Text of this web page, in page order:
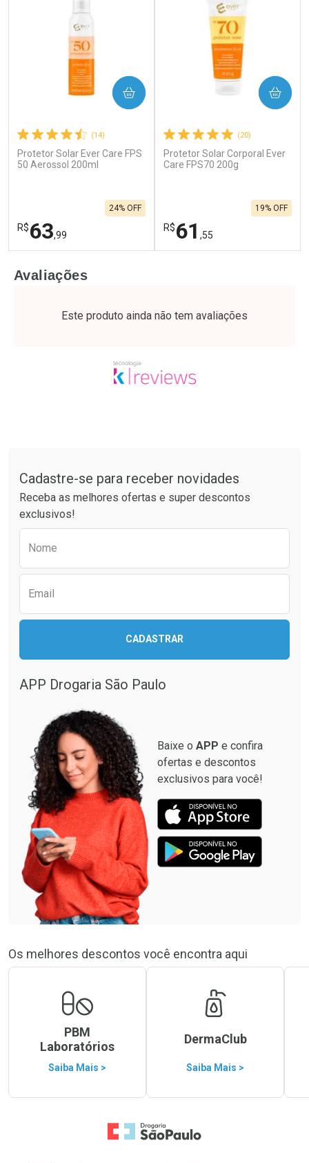
(14)
Protetor Solar Ever Care FPS
50 Aerossol 200ml
R$63,99
24% OFF
COMPRAR
Laboratório
Ativar Desconto
Comprar sem Desconto
Por Menos
Comprar sem Desconto
Por R$ 63,99/cada
(20)
Protetor Solar Corporal Ever
Care FPS70 200g
R$61 ,55
19% OFF
COMPRAR
Laboratório
Ativar Desconto
Comprar sem Desconto
Por Menos
Comprar sem Desconto
Avaliações
Este produto ainda não tem avaliações
Cadastre-se para receber novidades
Receba as melhores ofertas e super descontos
exclusivos!
Nome
Email
CADASTRAR
APP Drogaria São Paulo
Baixe o APP e confira
ofertas e descontos
exclusivos para você!
Os melhores descontos você encontra aqui
PBM
Laboratórios
Saiba Mais >
DermaClub
Saiba Mais >
Ir para a Home